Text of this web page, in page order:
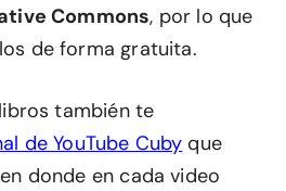
Commons, por lo que
de forma gratuita.
también te
de YouTube Cuby que
donde en cada video